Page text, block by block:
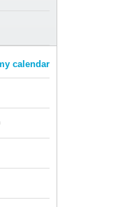
calendar